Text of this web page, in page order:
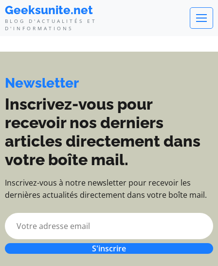
Geeksunite.net - Blog
Geeksunite.net
BLOG D'ACTUALITÉS ET
D'INFORMATIONS
Newsletter
Inscrivez-vous pour
recevoir nos derniers
articles directement dans
votre boîte mail.
Inscrivez-vous à notre newsletter pour recevoir les
dernières actualités directement dans votre boîte mail.
S'inscrire